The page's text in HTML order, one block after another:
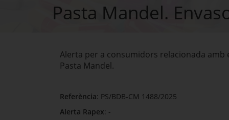
Pasta Mandel.
Alerta per a consumidors relacionada
Pasta Mandel.
Referència: PS/BDB-CM 1488/2025
Alerta Rapex: -